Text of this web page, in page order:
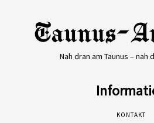
Nah dran am Taunus – nah
KONTAKT